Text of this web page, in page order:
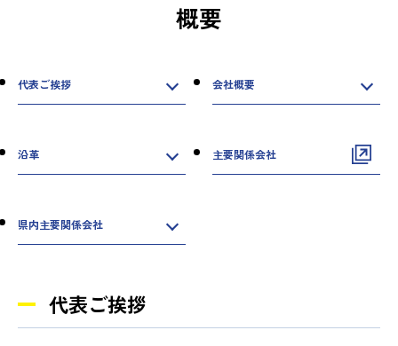
概要
代表ご挨拶 会社概要
沿革 主要関係会社
県内主要関係会社
代表ご挨拶